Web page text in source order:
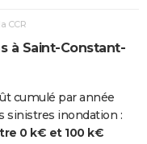
CCR
à Saint-Constant-
cumulé par année
sinistres inondation :
0 k€ et 100 k€